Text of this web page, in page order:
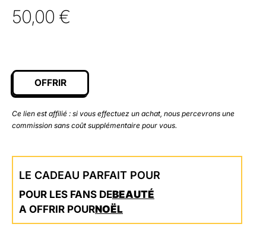
50,00 €
OFFRIR
Ce lien est affilié : si vous effectuez un achat, nous percevrons une
commission sans coût supplémentaire pour vous.
LE CADEAU PARFAIT POUR
POUR LES FANS DEBEAUTÉ
A OFFRIR POURNOËL